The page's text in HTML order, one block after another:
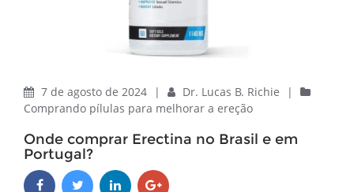
7 de agosto de 2024 | Dr. Lucas B. Richie
|
Comprando pílulas para melhorar a ereção
Onde comprar Erectina no Brasil e em
Portugal?